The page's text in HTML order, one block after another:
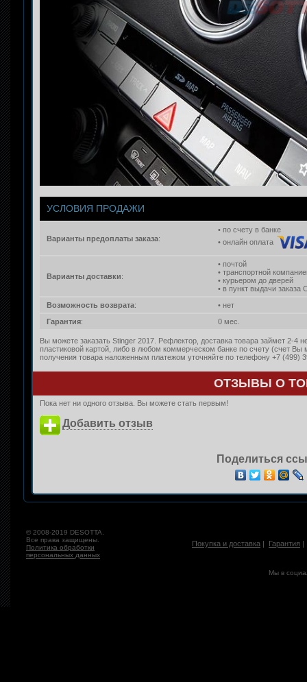
УСЛОВИЯ ПРОДАЖИ
Варианты предоплаты заказа:
• по счету в банке
• онлайн оплата
Варианты доставки:
• почтой
• транспортной
• курьером до дверей
• в пункт выдачи заказа
Возможность возврата:
• нет
Гарантия: 0 мес.
Вы можете заказать Stinger 2017. Рефлектор, доставка товара займет 2-4
пластиковой картой, либо в любом коммерческом банке по счету (счет
получения товара наложенным платежом уточняйте по телефону +7 (499)
ОТЗЫВЫ О
Пока нет ни одного отзыва. Вы можете стать первым!
Добавить отзыв
Поделиться
© 2008-2019 DESOTTA.
Все права защищены.
Политика обработки
персональных данных
Покупка и доставка | Гарантия
Мы в